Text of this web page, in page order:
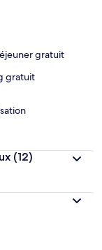
gratuit
gratuit
(12)